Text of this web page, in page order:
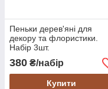
Пеньки дерев'яні для
декору та флористики.
Набір 3шт.
380 ₴/набір
Купити